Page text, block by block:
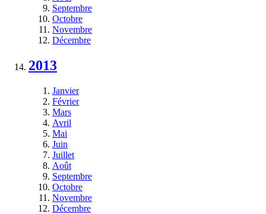
Septembre
Octobre
Novembre
Décembre
2013
Janvier
Février
Mars
Avril
Mai
Juin
Juillet
Août
Septembre
Octobre
Novembre
Décembre